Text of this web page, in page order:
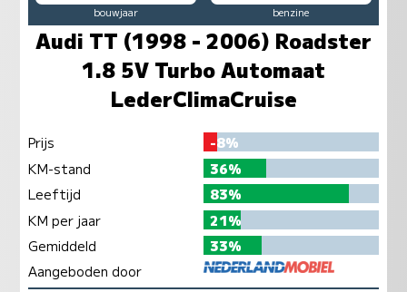
bouwjaar benzine
Audi TT (1998 - 2006) Roadster
1.8 5V Turbo Automaat
LederClimaCruise
Prijs
-8%
KM-stand
36%
Leeftijd
83%
KM per jaar
21%
Gemiddeld
33%
Aangeboden door